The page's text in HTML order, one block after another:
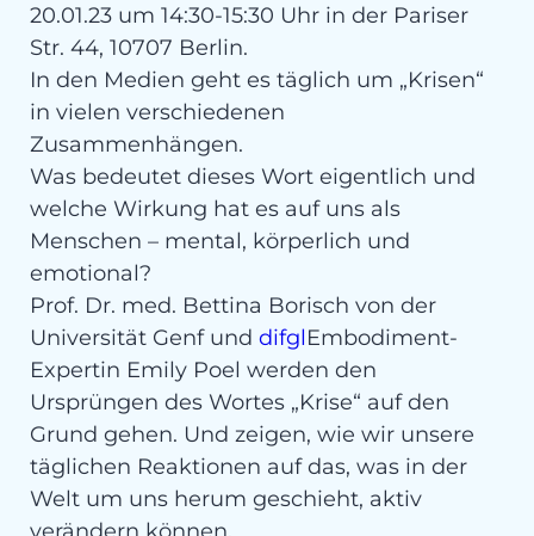
20.01.23 um 14:30-15:30 Uhr in der Pariser
Str. 44, 10707 Berlin.
In den Medien geht es täglich um „Krisen“
in vielen verschiedenen
Zusammenhängen.
Was bedeutet dieses Wort eigentlich und
welche Wirkung hat es auf uns als
Menschen – mental, körperlich und
emotional?
Prof. Dr. med. Bettina Borisch von der
Universität Genf und difglEmbodiment-
Expertin Emily Poel werden den
Ursprüngen des Wortes „Krise“ auf den
Grund gehen. Und zeigen, wie wir unsere
täglichen Reaktionen auf das, was in der
Welt um uns herum geschieht, aktiv